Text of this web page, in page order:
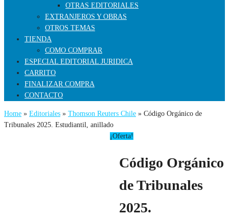
OTRAS EDITORIALES
EXTRANJEROS Y OBRAS
OTROS TEMAS
TIENDA
COMO COMPRAR
ESPECIAL EDITORIAL JURIDICA
CARRITO
FINALIZAR COMPRA
CONTACTO
Home » Editoriales » Thomson Reuters Chile » Código Orgánico de
Tribunales 2025. Estudiantil, anillado
¡Oferta!
Código Orgánico
de Tribunales
2025.